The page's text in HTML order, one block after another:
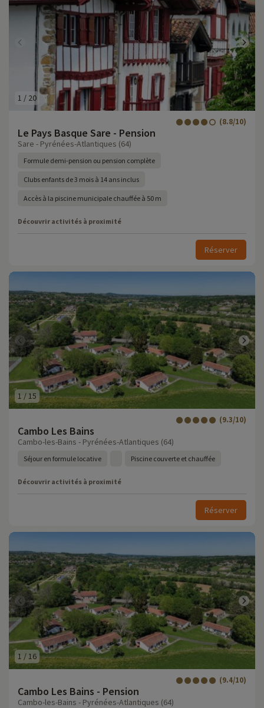
1 / 20
Le Pays Basque Sare - Pension
(8.8/10)
Sare - Pyrénées-Atlantiques (64)
Formule demi-pension ou pension complète
Clubs enfants de 3 mois à 14 ans inclus
Accès à la piscine municipale chauffée à 50 m
Découvrir activités à proximité
Réserver
1 / 15
Cambo Les Bains
(9.3/10)
Cambo-les-Bains - Pyrénées-Atlantiques (64)
Séjour en formule locative Piscine couverte et chauffée
Découvrir activités à proximité
Réserver
1 / 16
Cambo Les Bains - Pension
(9.4/10)
Cambo-les-Bains - Pyrénées-Atlantiques (64)